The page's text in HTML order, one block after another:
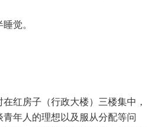
觉。
红房子（行政大楼）三楼集中，
年人的理想以及服从分配等问